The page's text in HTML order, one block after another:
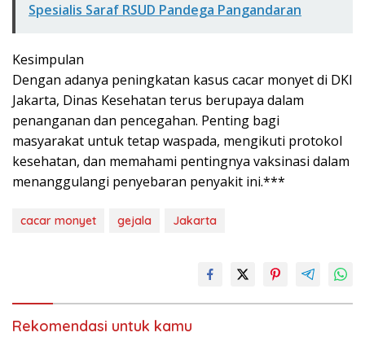
Spesialis Saraf RSUD Pandega Pangandaran
Kesimpulan
Dengan adanya peningkatan kasus cacar monyet di DKI
Jakarta, Dinas Kesehatan terus berupaya dalam
penanganan dan pencegahan. Penting bagi
masyarakat untuk tetap waspada, mengikuti protokol
kesehatan, dan memahami pentingnya vaksinasi dalam
menanggulangi penyebaran penyakit ini.***
cacar monyet gejala Jakarta
Rekomendasi untuk kamu